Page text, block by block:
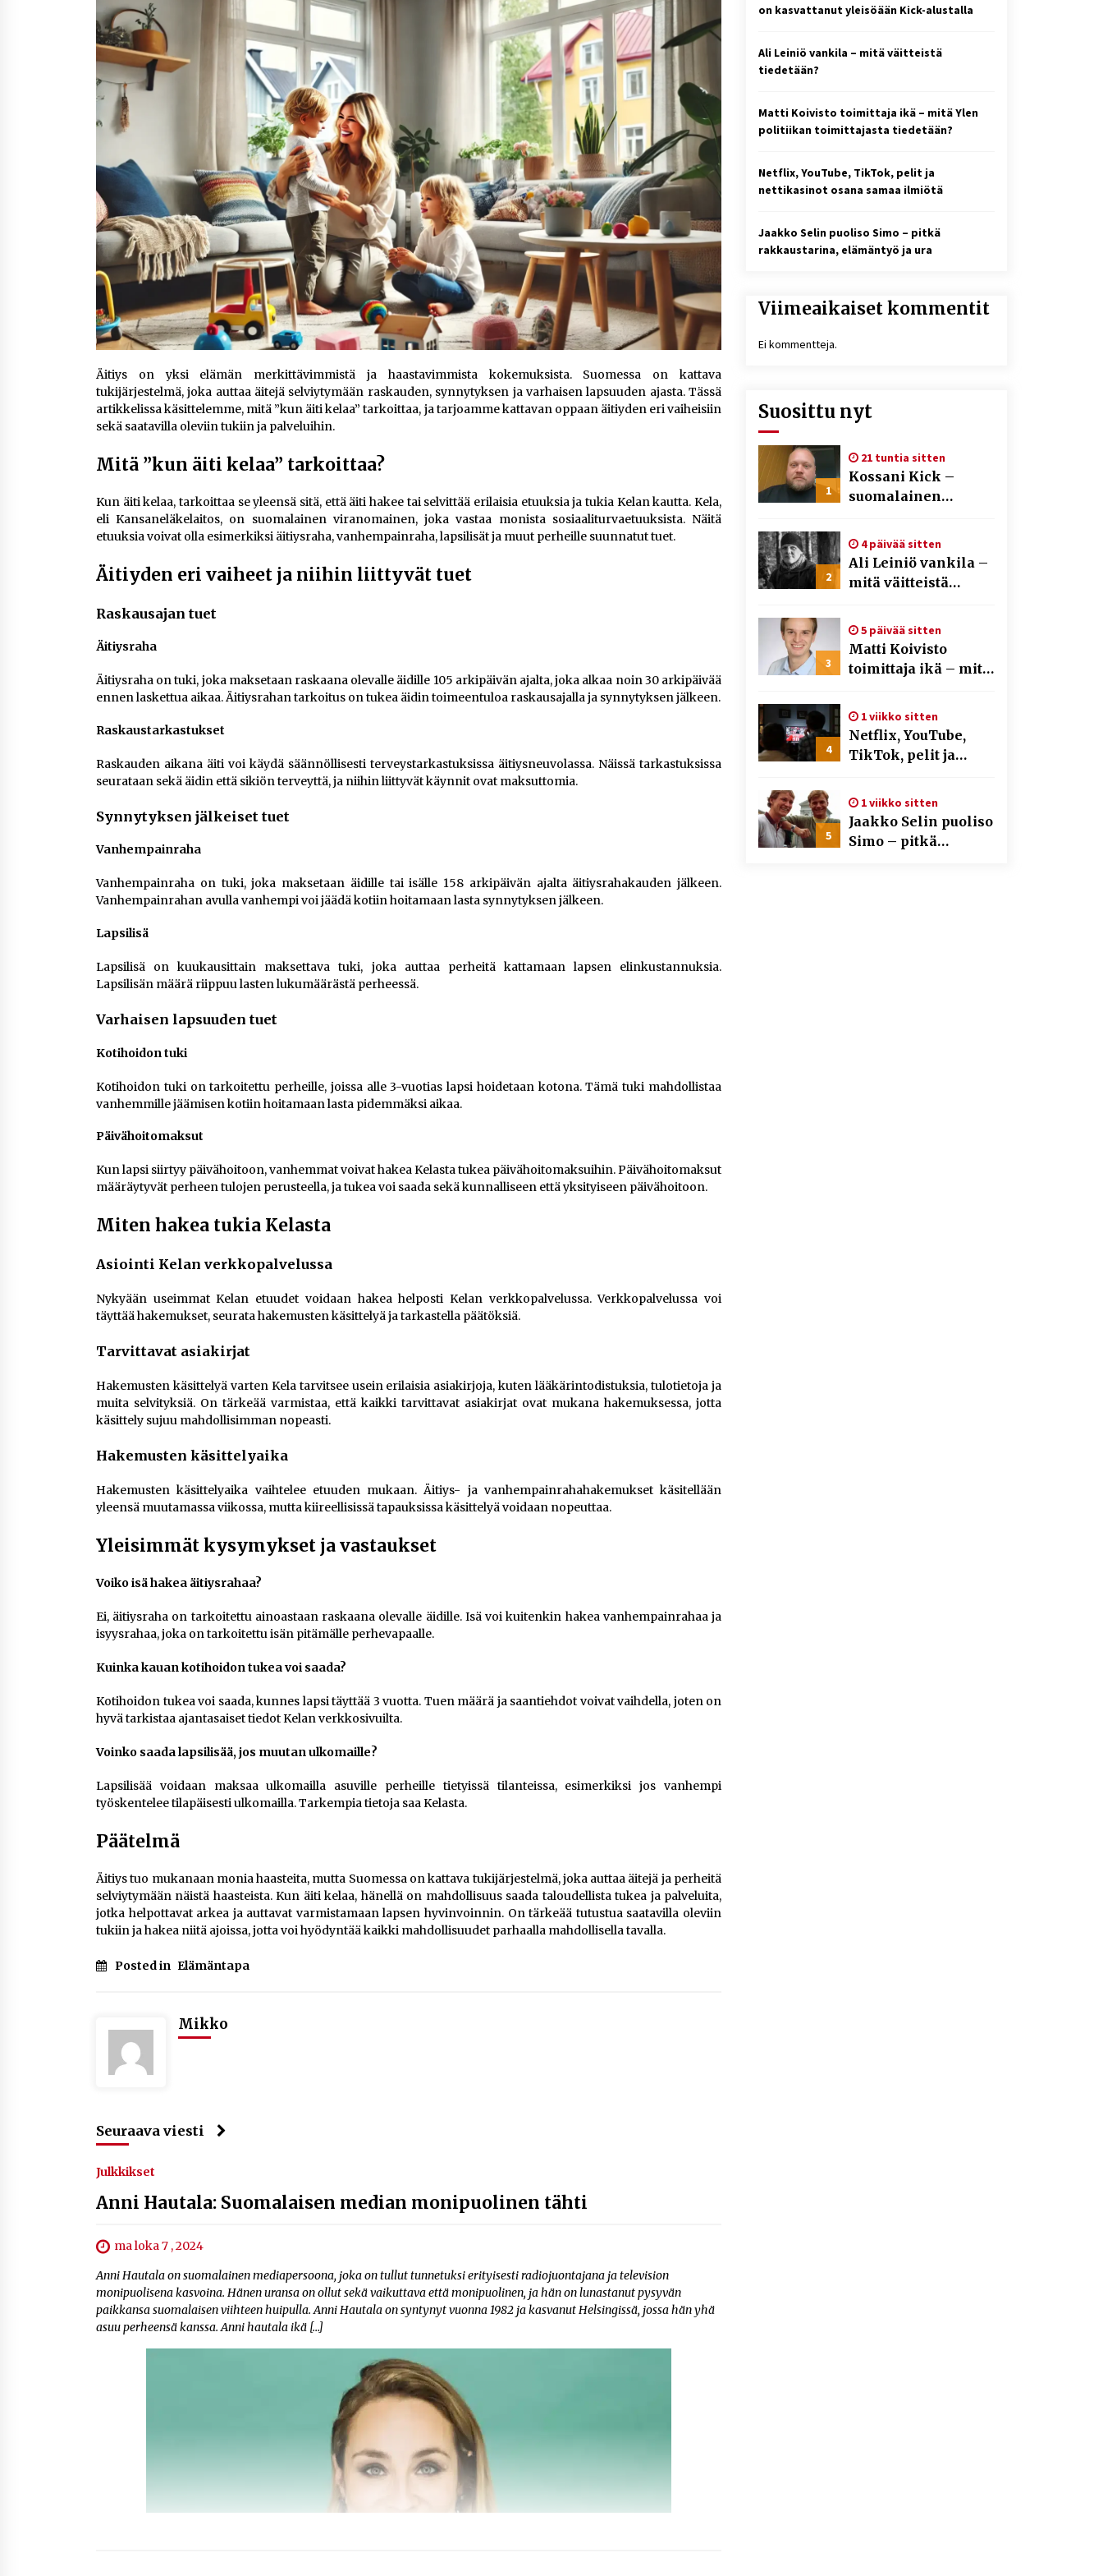
2 viikkoa sitten
Nina Rung – rikollisuuden tutkija ja
väkivallan ehkäisyn näkyvä ääni
2 viikkoa sitten
Pia Töyli – tapaus, joka jäi osaksi
Suomen rikoshistoriaa
3 viikkoa sitten
mobiilipelialustojen kehitys –
Uutisankkuri Jan Andersson vaimo
– faktat ja huhut
3 viikkoa sitten
Pamela Anderson ikä, ura ja elämä
4 viikkoa sitten
10 euron talletuskasinot ja
pikamaksut: mitä suomalaisten
Äitiys on yksi elämän merkittävimmistä ja haastavimmista kokemuksista. Suomessa on kattava
tukijärjestelmä, joka auttaa äitejä selviytymään raskauden, synnytyksen ja varhaisen lapsuuden ajasta. Tässä
artikkelissa käsittelemme, mitä ”kun äiti kelaa” tarkoittaa, ja tarjoamme kattavan oppaan äitiyden eri vaiheisiin
sekä saatavilla oleviin tukiin ja palveluihin.
Mitä ”kun äiti kelaa” tarkoittaa?
Kun äiti kelaa, tarkoittaa se yleensä sitä, että äiti hakee tai selvittää erilaisia etuuksia ja tukia Kelan kautta. Kela,
eli Kansaneläkelaitos, on suomalainen viranomainen, joka vastaa monista sosiaaliturvaetuuksista. Näitä
etuuksia voivat olla esimerkiksi äitiysraha, vanhempainraha, lapsilisät ja muut perheille suunnatut tuet.
Äitiyden eri vaiheet ja niihin liittyvät tuet
Raskausajan tuet
Äitiysraha
Äitiysraha on tuki, joka maksetaan raskaana olevalle äidille 105 arkipäivän ajalta, joka alkaa noin 30 arkipäivää
ennen laskettua aikaa. Äitiysrahan tarkoitus on tukea äidin toimeentuloa raskausajalla ja synnytyksen jälkeen.
Raskaustarkastukset
Raskauden aikana äiti voi käydä säännöllisesti terveystarkastuksissa äitiysneuvolassa. Näissä tarkastuksissa
seurataan sekä äidin että sikiön terveyttä, ja niihin liittyvät käynnit ovat maksuttomia.
Synnytyksen jälkeiset tuet
Vanhempainraha
Vanhempainraha on tuki, joka maksetaan äidille tai isälle 158 arkipäivän ajalta äitiysrahakauden jälkeen.
Vanhempainrahan avulla vanhempi voi jäädä kotiin hoitamaan lasta synnytyksen jälkeen.
Lapsilisä
Lapsilisä on kuukausittain maksettava tuki, joka auttaa perheitä kattamaan lapsen elinkustannuksia.
Lapsilisän määrä riippuu lasten lukumäärästä perheessä.
Varhaisen lapsuuden tuet
Kotihoidon tuki
Kotihoidon tuki on tarkoitettu perheille, joissa alle 3-vuotias lapsi hoidetaan kotona. Tämä tuki mahdollistaa
vanhemmille jäämisen kotiin hoitamaan lasta pidemmäksi aikaa.
Päivähoitomaksut
Kun lapsi siirtyy päivähoitoon, vanhemmat voivat hakea Kelasta tukea päivähoitomaksuihin. Päivähoitomaksut
määräytyvät perheen tulojen perusteella, ja tukea voi saada sekä kunnalliseen että yksityiseen päivähoitoon.
Miten hakea tukia Kelasta
Asiointi Kelan verkkopalvelussa
Nykyään useimmat Kelan etuudet voidaan hakea helposti Kelan verkkopalvelussa. Verkkopalvelussa voi
täyttää hakemukset, seurata hakemusten käsittelyä ja tarkastella päätöksiä.
Tarvittavat asiakirjat
Hakemusten käsittelyä varten Kela tarvitsee usein erilaisia asiakirjoja, kuten lääkärintodistuksia, tulotietoja ja
muita selvityksiä. On tärkeää varmistaa, että kaikki tarvittavat asiakirjat ovat mukana hakemuksessa, jotta
käsittely sujuu mahdollisimman nopeasti.
Hakemusten käsittelyaika
Hakemusten käsittelyaika vaihtelee etuuden mukaan. Äitiys- ja vanhempainrahahakemukset käsitellään
yleensä muutamassa viikossa, mutta kiireellisissä tapauksissa käsittelyä voidaan nopeuttaa.
Yleisimmät kysymykset ja vastaukset
Voiko isä hakea äitiysrahaa?
Ei, äitiysraha on tarkoitettu ainoastaan raskaana olevalle äidille. Isä voi kuitenkin hakea vanhempainrahaa ja
isyysrahaa, joka on tarkoitettu isän pitämälle perhevapaalle.
Kuinka kauan kotihoidon tukea voi saada?
Kotihoidon tukea voi saada, kunnes lapsi täyttää 3 vuotta. Tuen määrä ja saantiehdot voivat vaihdella, joten on
hyvä tarkistaa ajantasaiset tiedot Kelan verkkosivuilta.
Voinko saada lapsilisää, jos muutan ulkomaille?
Lapsilisää voidaan maksaa ulkomailla asuville perheille tietyissä tilanteissa, esimerkiksi jos vanhempi
työskentelee tilapäisesti ulkomailla. Tarkempia tietoja saa Kelasta.
Päätelmä
Äitiys tuo mukanaan monia haasteita, mutta Suomessa on kattava tukijärjestelmä, joka auttaa äitejä ja perheitä
selviytymään näistä haasteista. Kun äiti kelaa, hänellä on mahdollisuus saada taloudellista tukea ja palveluita,
jotka helpottavat arkea ja auttavat varmistamaan lapsen hyvinvoinnin. On tärkeää tutustua saatavilla oleviin
tukiin ja hakea niitä ajoissa, jotta voi hyödyntää kaikki mahdollisuudet parhaalla mahdollisella tavalla.
Posted in Elämäntapa
Mikko
Seuraava viesti
Julkkikset
Anni Hautala: Suomalaisen median monipuolinen tähti
ma loka 7 , 2024
Anni Hautala on suomalainen mediapersoona, joka on tullut tunnetuksi erityisesti radiojuontajana ja television
monipuolisena kasvoina. Hänen uransa on ollut sekä vaikuttava että monipuolinen, ja hän on lunastanut pysyvän
paikkansa suomalaisen viihteen huipulla. Anni Hautala on syntynyt vuonna 1982 ja kasvanut Helsingissä, jossa hän yhä
asuu perheensä kanssa​. Anni hautala ikä​ […]
on kasvattanut yleisöään Kick-alustalla
Ali Leiniö vankila – mitä väitteistä
tiedetään?
Matti Koivisto toimittaja ikä – mitä Ylen
politiikan toimittajasta tiedetään?
Netflix, YouTube, TikTok, pelit ja
nettikasinot osana samaa ilmiötä
Jaakko Selin puoliso Simo – pitkä
rakkaustarina, elämäntyö ja ura
Viimeaikaiset kommentit
Ei kommentteja.
Suosittu nyt
1
21 tuntia sitten
Kossani Kick –
suomalainen
kasvattanut
yleisöään Kick-
alustalla
2
4 päivää sitten
Ali Leiniö vankila –
mitä väitteistä
3
5 päivää sitten
Matti Koivisto
toimittaja ikä – mitä
toimittajasta
tiedetään?
4
1 viikko sitten
Netflix, YouTube,
TikTok, pelit ja
samaa ilmiötä
5
1 viikko sitten
Jaakko Selin puoliso
Simo – pitkä